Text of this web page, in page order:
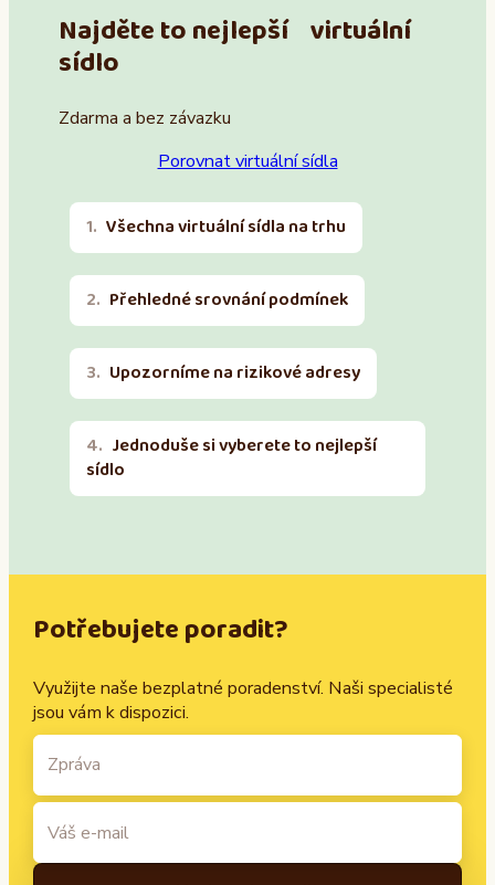
Najděte to nejlepší virtuální
sídlo
Zdarma a bez závazku
Porovnat virtuální sídla
Všechna virtuální sídla na trhu
Přehledné srovnání podmínek
Upozorníme na rizikové adresy
Jednoduše si vyberete to nejlepší
sídlo
Potřebujete poradit?
Využijte naše bezplatné poradenství. Naši specialisté
jsou vám k dispozici.